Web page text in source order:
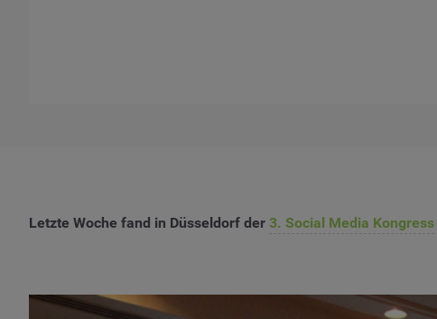
Letzte Woche fand in Düsseldorf der 3. Social Media Kongress